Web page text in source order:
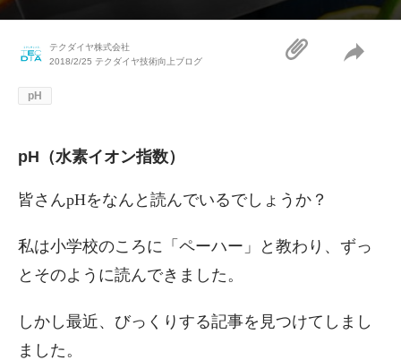
テクダイヤ株式会社
2018/2/25 テクダイヤ技術向上ブログ
pH
pH（水素イオン指数）
皆さんpHをなんと読んでいるでしょうか？
私は小学校のころに「ペーハー」と教わり、ずっ
とそのように読んできました。
しかし最近、びっくりする記事を見つけてしまし
ました。